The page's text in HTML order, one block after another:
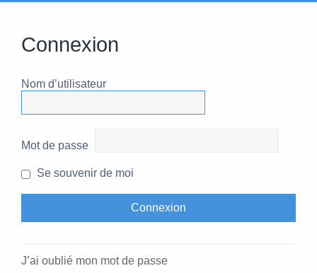
Connexion
Nom d’utilisateur
Mot de passe
Se souvenir de moi
J’ai oublié mon mot de passe